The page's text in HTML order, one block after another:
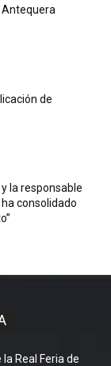
Antequera
de
la responsable
consolidado
Real Feria de